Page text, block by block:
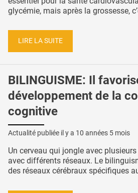
glycémie, mais après la grossesse,
LIRE LA SUITE
BILINGUISME: Il
développement de la
cognitive
Actualité publiée il y a 10 années 5 mois
Un cerveau qui jongle avec
avec différents réseaux. Le
des réseaux cérébraux spécifiques